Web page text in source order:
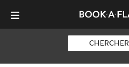
CHERCHER